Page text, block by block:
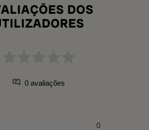
DOS
0 avaliações
0